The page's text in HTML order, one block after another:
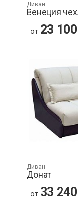
Диван
Венеция
от 23 100
Диван
Донат
от 33 240